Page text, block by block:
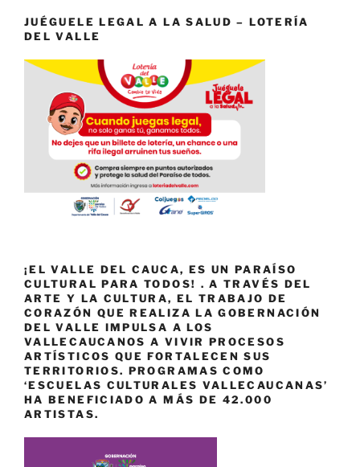
JUÉGUELE LEGAL A LA SALUD – LOTERÍA
DEL VALLE
¡EL VALLE DEL CAUCA, ES UN PARAÍSO
CULTURAL PARA TODOS! . A TRAVÉS DEL
ARTE Y LA CULTURA, EL TRABAJO DE
CORAZÓN QUE REALIZA LA GOBERNACIÓN
DEL VALLE IMPULSA A LOS
VALLECAUCANOS A VIVIR PROCESOS
ARTÍSTICOS QUE FORTALECEN SUS
TERRITORIOS. PROGRAMAS COMO
‘ESCUELAS CULTURALES VALLECAUCANAS’
HA BENEFICIADO A MÁS DE 42.000
ARTISTAS.